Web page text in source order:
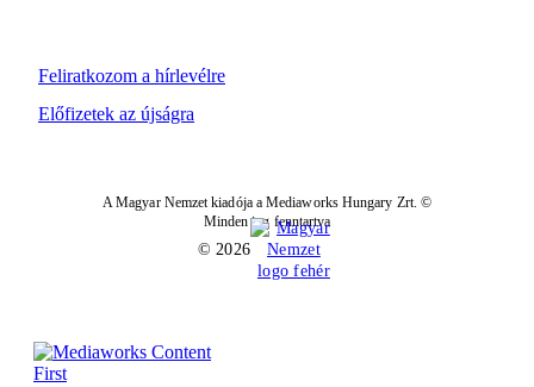
Feliratkozom a hírlevélre
Előfizetek az újságra
A Magyar Nemzet kiadója a Mediaworks Hungary Zrt. ©
Minden jog fenntartva
© 2026